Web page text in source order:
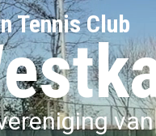
Tennis Club